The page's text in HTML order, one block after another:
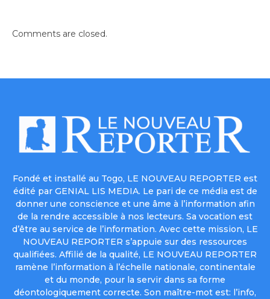
Comments are closed.
Fondé et installé au Togo, LE NOUVEAU REPORTER est
édité par GENIAL LIS MEDIA. Le pari de ce média est de
donner une conscience et une âme à l’information afin
de la rendre accessible à nos lecteurs. Sa vocation est
d’être au service de l’information. Avec cette mission, LE
NOUVEAU REPORTER s’appuie sur des ressources
qualifiées. Affilié de la qualité, LE NOUVEAU REPORTER
ramène l’information à l’échelle nationale, continentale
et du monde, pour la servir dans sa forme
déontologiquement correcte. Son maître-mot est: l’info,